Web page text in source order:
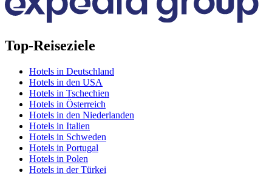
Top-Reiseziele
Hotels in Deutschland
Hotels in den USA
Hotels in Tschechien
Hotels in Österreich
Hotels in den Niederlanden
Hotels in Italien
Hotels in Schweden
Hotels in Portugal
Hotels in Polen
Hotels in der Türkei